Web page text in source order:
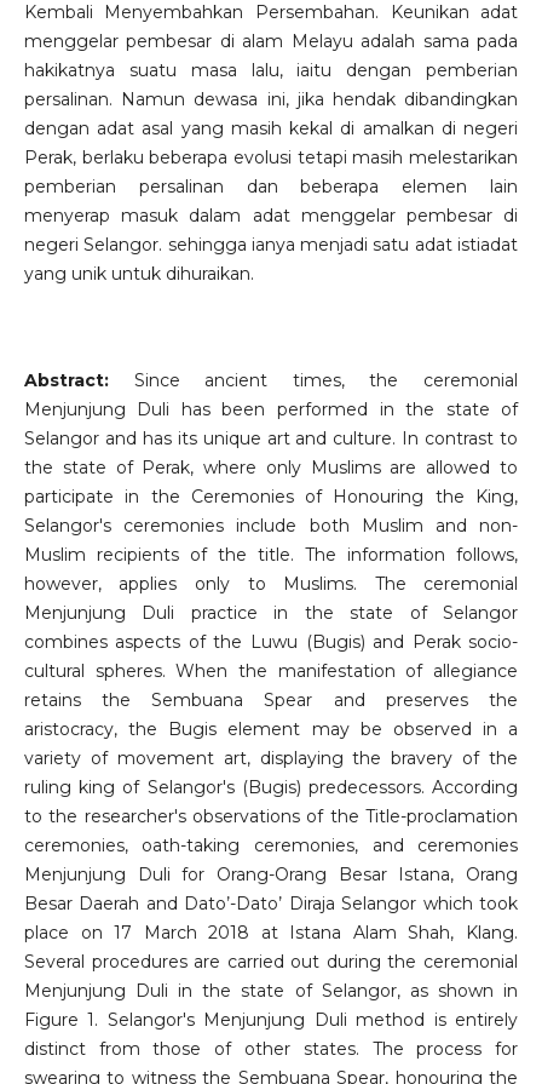
Kembali Menyembahkan Persembahan. Keunikan adat
menggelar pembesar di alam Melayu adalah sama pada
hakikatnya suatu masa lalu, iaitu dengan pemberian
persalinan. Namun dewasa ini, jika hendak dibandingkan
dengan adat asal yang masih kekal di amalkan di negeri
Perak, berlaku beberapa evolusi tetapi masih melestarikan
pemberian persalinan dan beberapa elemen lain
menyerap masuk dalam adat menggelar pembesar di
negeri Selangor. sehingga ianya menjadi satu adat istiadat
yang unik untuk dihuraikan.
Abstract:Since ancient times, the ceremonial
Menjunjung Duli has been performed in the state of
Selangor and has its unique art and culture. In contrast to
the state of Perak, where only Muslims are allowed to
participate in the Ceremonies of Honouring the King,
Selangor's ceremonies include both Muslim and non-
Muslim recipients of the title. The information follows,
however, applies only to Muslims. The ceremonial
Menjunjung Duli practice in the state of Selangor
combines aspects of the Luwu (Bugis) and Perak socio-
cultural spheres. When the manifestation of allegiance
retains the Sembuana Spear and preserves the
aristocracy, the Bugis element may be observed in a
variety of movement art, displaying the bravery of the
ruling king of Selangor's (Bugis) predecessors. According
to the researcher's observations of the Title-proclamation
ceremonies, oath-taking ceremonies, and ceremonies
Menjunjung Duli for Orang-Orang Besar Istana, Orang
Besar Daerah and Dato’-Dato’ Diraja Selangor which took
place on 17 March 2018 at Istana Alam Shah, Klang.
Several procedures are carried out during the ceremonial
Menjunjung Duli in the state of Selangor, as shown in
Figure 1. Selangor's Menjunjung Duli method is entirely
distinct from those of other states. The process for
swearing to witness the Sembuana Spear, honouring the